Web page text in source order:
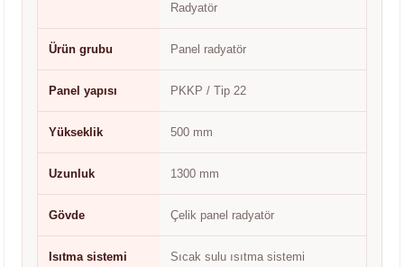
Radyatör
Ürün grubu Panel radyatör
Panel yapısı PKKP / Tip 22
Yükseklik 500 mm
Uzunluk 1300 mm
Gövde Çelik panel radyatör
Isıtma sistemi Sıcak sulu ısıtma sistemi